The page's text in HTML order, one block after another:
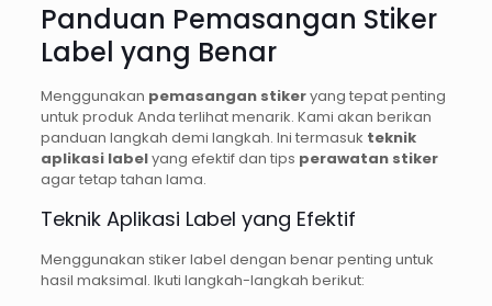
Panduan Pemasangan Stiker
Label yang Benar
Menggunakan pemasangan stikeryang tepat penting
untuk produk Anda terlihat menarik. Kami akan berikan
panduan langkah demi langkah. Ini termasuk teknik
aplikasi labelyang efektif dan tips perawatan stiker
agar tetap tahan lama.
Teknik Aplikasi Label yang Efektif
Menggunakan stiker label dengan benar penting untuk
hasil maksimal. Ikuti langkah-langkah berikut: